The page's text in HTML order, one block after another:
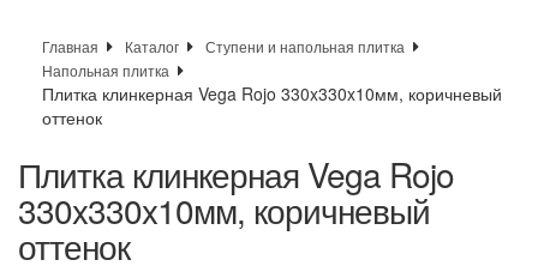
Главная Каталог
Ступени и напольная плитка
Напольная плитка
Плитка клинкерная Vega Rojo 330x330x10мм, коричневый
оттенок
Плитка клинкерная Vega Rojo
330x330x10мм, коричневый
оттенок